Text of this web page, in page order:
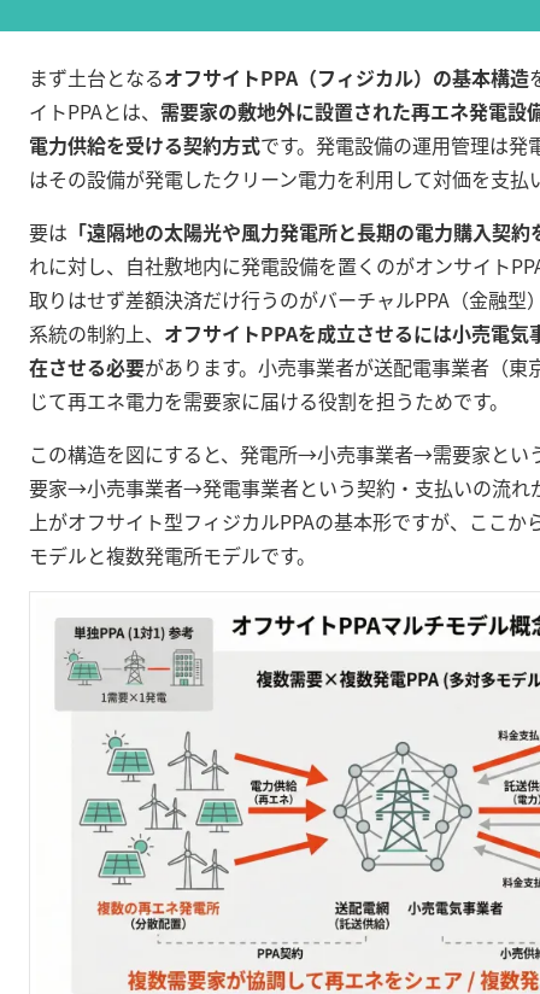
まず土台となるオフサイトPPA（フィジカル）の基本構造
イトPPAとは、 需要家の敷地外に設置された再エネ発電設
電力供給を受ける契約方式です。発電設備の運用管理は発
はその設備が発電したクリーン電力を利用して対価を支払
要は 「遠隔地の太陽光や風力発電所と長期の電力購入契約
れに対し、自社敷地内に発電設備を置くのがオンサイト
取りはせず差額決済だけ行うのがバーチャルPPA（金融型
系統の制約上、 オフサイトPPAを成立させるには小売電
在させる必要があります。小売事業者が送配電事業者（東
じて再エネ電力を需要家に届ける役割を担うためです。
この構造を図にすると、発電所→小売事業者→需要家とい
要家→小売事業者→発電事業者という契約・支払いの流れ
上がオフサイト型フィジカルPPAの基本形ですが、ここか
モデルと複数発電所モデルです。